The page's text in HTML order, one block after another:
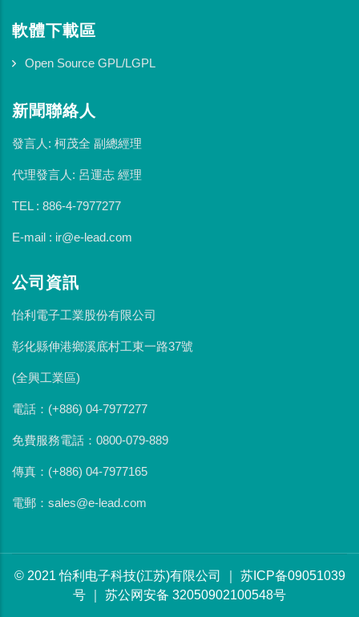
軟體下載區
Open Source GPL/LGPL
新聞聯絡人
發言人: 柯茂全 副總經理
代理發言人: 呂運志 經理
TEL : 886-4-7977277
E-mail : ir@e-lead.com
公司資訊
怡利電子工業股份有限公司
彰化縣伸港鄉溪底村工東一路37號
(全興工業區)
電話：(+886) 04-7977277
免費服務電話：0800-079-889
傳真：(+886) 04-7977165
電郵：sales@e-lead.com
© 2021 怡利电子科技(江苏)有限公司 ｜ 苏ICP备09051039
号 ｜ 苏公网安备 32050902100548号